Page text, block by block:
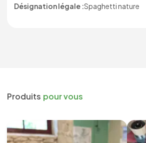
Désignation légale :Spaghetti nature
Produits pour vous